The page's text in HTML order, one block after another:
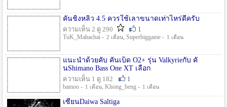
คันชิงหลิว 4.5 ควรใช้เลาขนาดเท่าไหร่ดีครับ
ความเห็น 2 ดู 290
1
TuK_Mahachai - 2 เดือน, Superbiggame - 1 เดือน
แนะนำด้วยคับ คันเบ็ด O2+ รุ่น Valkyrieกับ คั
นShimano Bass One XT เลือก
ความเห็น 1 ดู 182
1
bamoo - 1 เดือน, Khong_beng - 1 เดือน
เซียนDaiwa Saltiga